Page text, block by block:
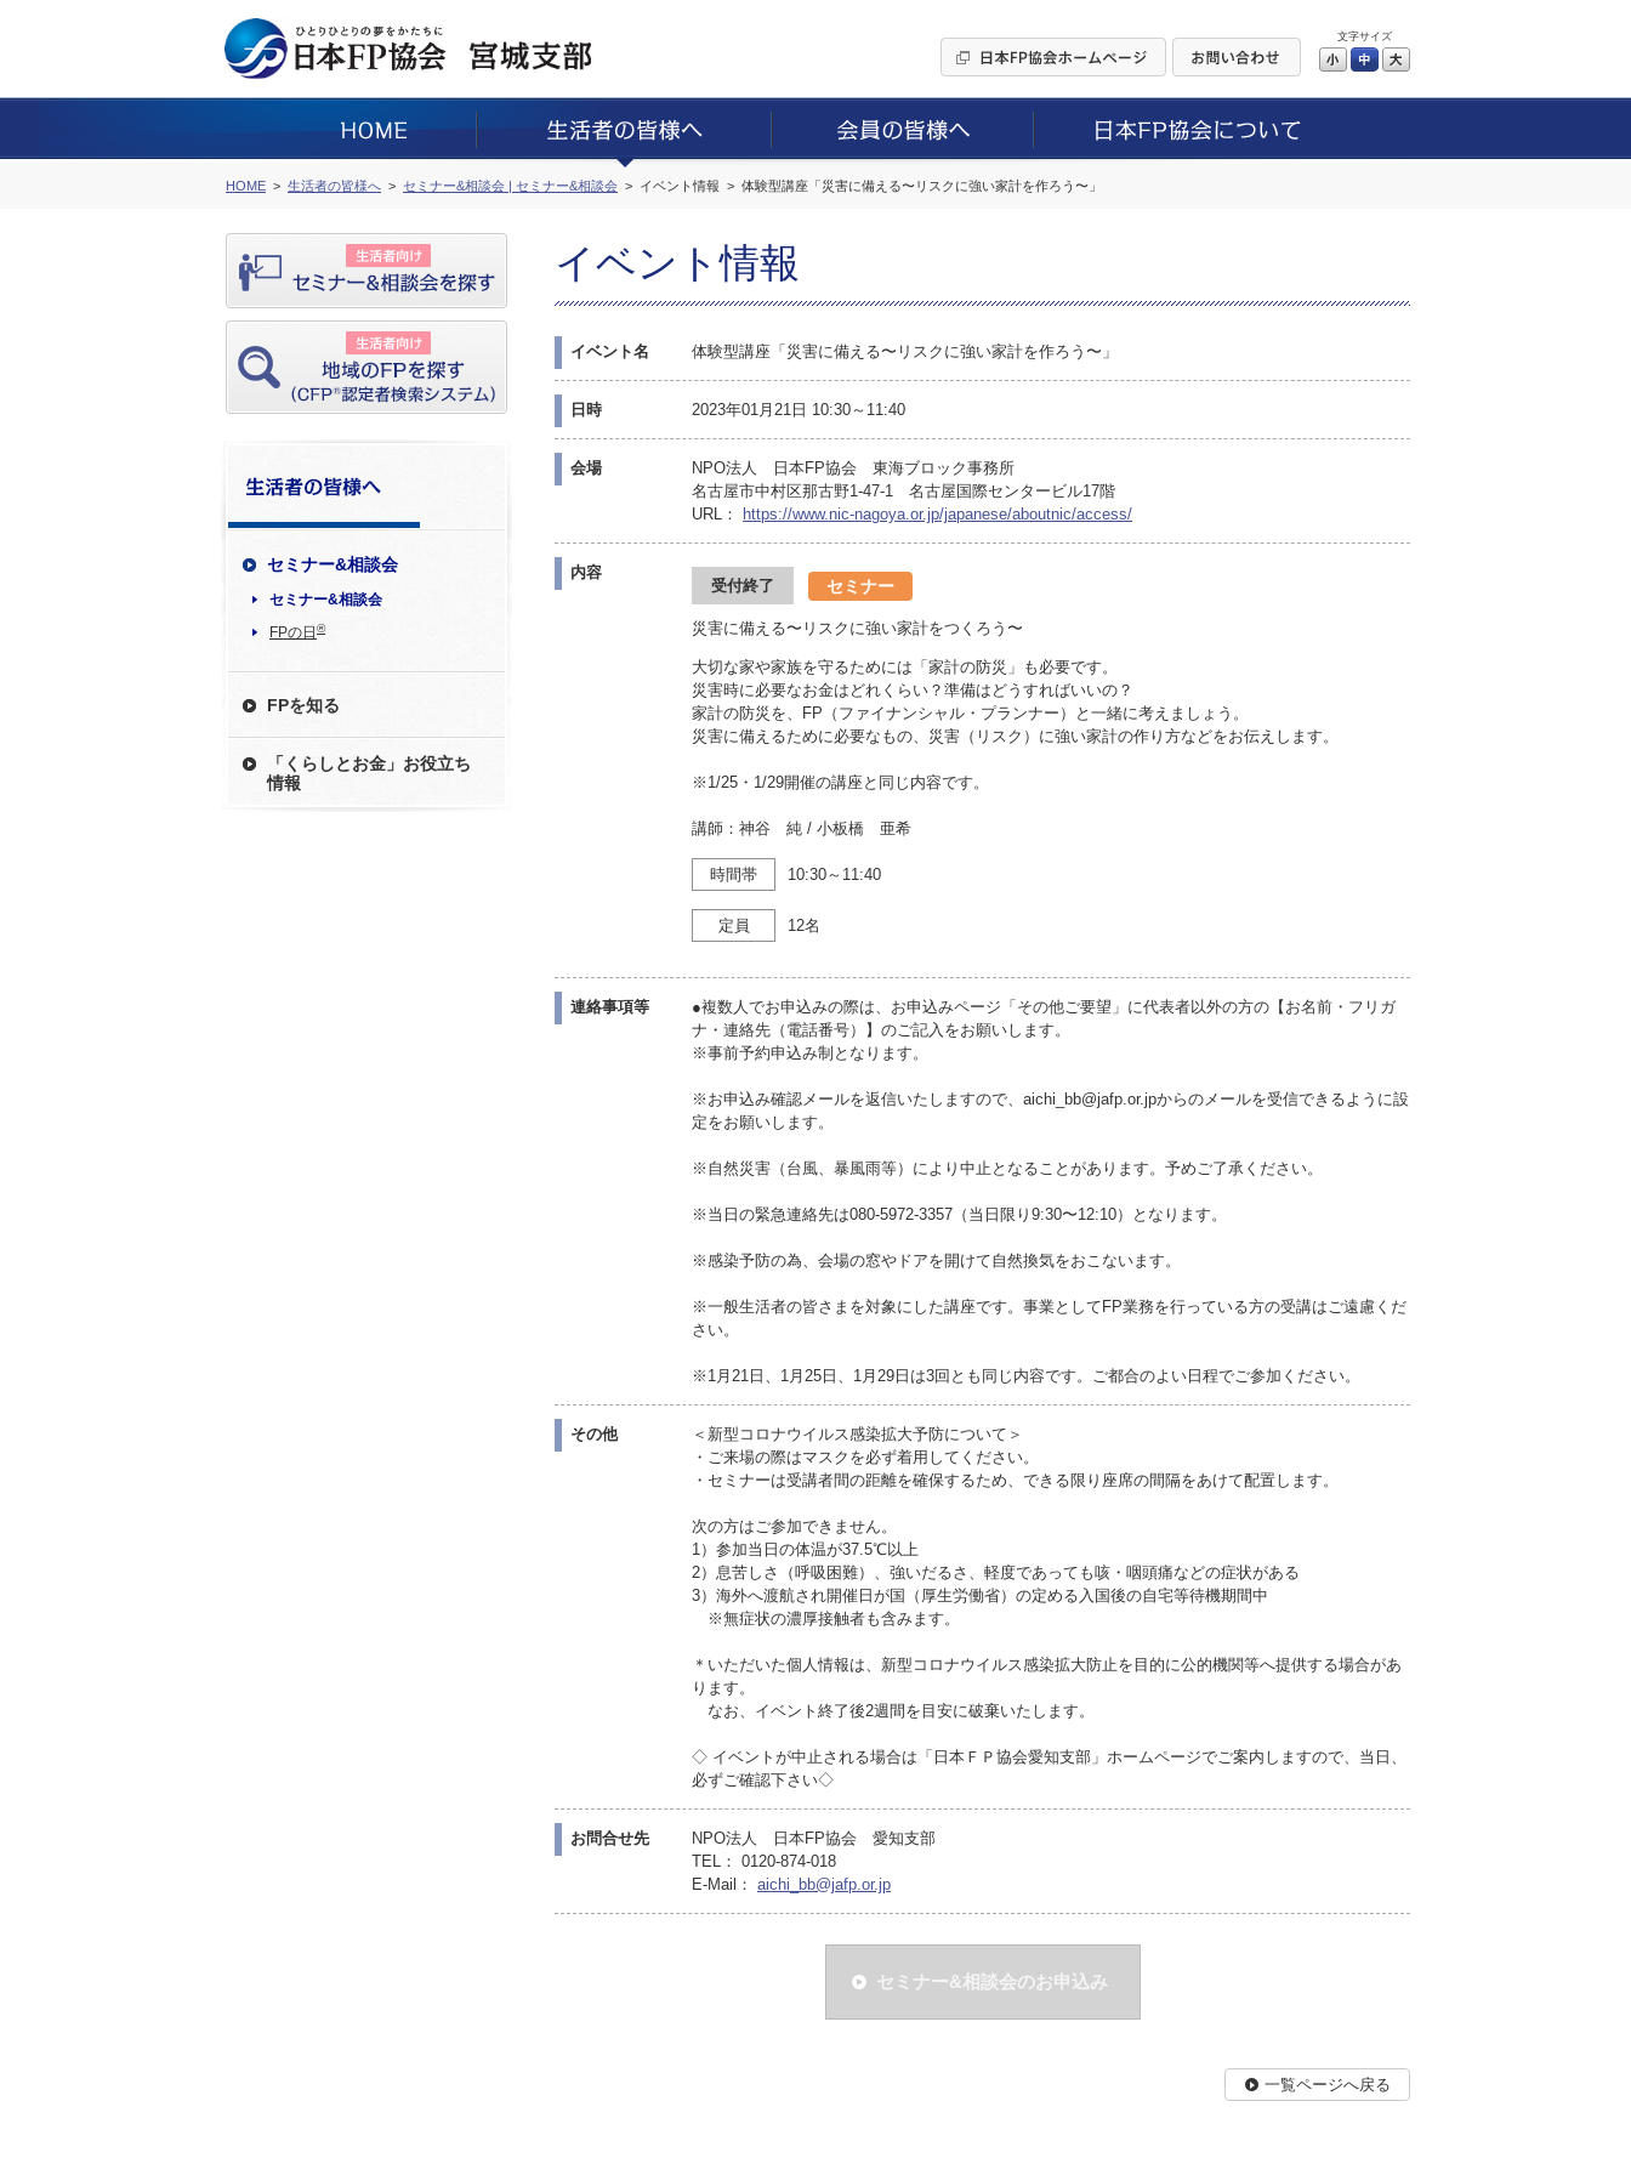
文字サイズ
小 中
HOME 生活者の皆様へ セミナー&相談会 | セミナー&相談会 イベント情報 体験型講座「災害に備える〜リスクに強い家計を作ろう〜」
セミナー&相談会
セミナー&相談会
FPの日 ®
FPを知る
「くらしとお金」お役立ち
情報
イベント情報
イベント名 体験型講座「災害に備える〜リスクに強い家計を作ろう〜」
日時 2023年01月21日 10:30～11:40
会場
NPO法人 日本FP協会 東海ブロック事務所
名古屋市中村区那古野1-47-1 名古屋国際センタービル17階
URL：
https://www.nic-nagoya.or.jp/japanese/aboutnic/access/
内容
受付終了 セミナー
災害に備える〜リスクに強い家計をつくろう〜
大切な家や家族を守るためには「家計の防災」も必要です。
災害時に必要なお金はどれくらい？準備はどうすればいいの？
家計の防災を、FP（ファイナンシャル・プランナー）と一緒に考えましょう。
災害に備えるために必要なもの、災害（リスク）に強い家計の作り方などをお伝えします。
※1/25・1/29開催の講座と同じ内容です。
講師：神谷 純 / 小板橋 亜希
時間帯 10:30～11:40
定員 12名
連絡事項等
●複数人でお申込みの際は、お申込みページ「その他ご要望」に代表者以外の方の【お名前・フリガ
ナ・連絡先（電話番号）】のご記入をお願いします。
※事前予約申込み制となります。
※お申込み確認メールを返信いたしますので、aichi_bb@jafp.or.jpからのメールを受信できるように設
定をお願いします。
※自然災害（台風、暴風雨等）により中止となることがあります。予めご了承ください。
※当日の緊急連絡先は080-5972-3357（当日限り9:30〜12:10）となります。
※感染予防の為、会場の窓やドアを開けて自然換気をおこないます。
※一般生活者の皆さまを対象にした講座です。事業としてFP業務を行っている方の受講はご遠慮くだ
さい。
※1月21日、1月25日、1月29日は3回とも同じ内容です。ご都合のよい日程でご参加ください。
その他
＜新型コロナウイルス感染拡大予防について＞
・ご来場の際はマスクを必ず着用してください。
・セミナーは受講者間の距離を確保するため、できる限り座席の間隔をあけて配置します。
次の方はご参加できません。
1）参加当日の体温が37.5℃以上
2）息苦しさ（呼吸困難）、強いだるさ、軽度であっても咳・咽頭痛などの症状がある
3）海外へ渡航され開催日が国（厚生労働省）の定める入国後の自宅等待機期間中
※無症状の濃厚接触者も含みます。
＊いただいた個人情報は、新型コロナウイルス感染拡大防止を目的に公的機関等へ提供する場合があ
ります。
なお、イベント終了後2週間を目安に破棄いたします。
◇ イベントが中止される場合は「日本ＦＰ協会愛知支部」ホームページでご案内しますので、当日、
必ずご確認下さい◇
お問合せ先
NPO法人 日本FP協会 愛知支部
TEL： 0120-874-018
E-Mail： aichi_bb@jafp.or.jp
セミナー&相談会のお申込み
一覧ページへ戻る